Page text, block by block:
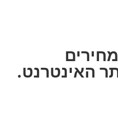
האינטרנט.